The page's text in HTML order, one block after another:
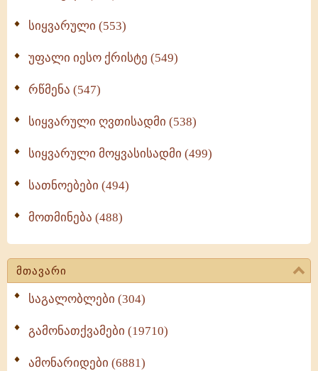
სიყვარული (553)
უფალი იესო ქრისტე (549)
რწმენა (547)
სიყვარული ღვთისადმი (538)
სიყვარული მოყვასისადმი (499)
სათნოებები (494)
მოთმინება (488)
მთავარი
საგალობლები (304)
გამონათქვამები (19710)
ამონარიდები (6881)